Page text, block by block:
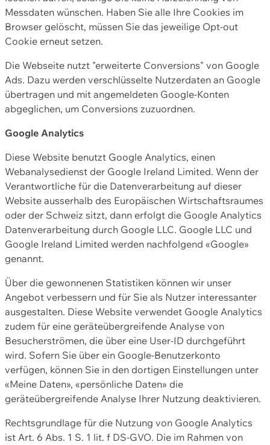
Messdaten wünschen. Haben Sie alle Ihre Cookies im
Browser gelöscht, müssen Sie das jeweilige Opt-out
Cookie erneut setzen.
Die Webseite nutzt "erweiterte Conversions" von Google
Ads. Dazu werden verschlüsselte Nutzerdaten an Google
übertragen und mit angemeldeten Google-Konten
abgeglichen, um Conversions zuzuordnen.
Google Analytics
Diese Website benutzt Google Analytics, einen
Webanalysedienst der Google Ireland Limited. Wenn der
Verantwortliche für die Datenverarbeitung auf dieser
Website ausserhalb des Europäischen Wirtschaftsraumes
oder der Schweiz sitzt, dann erfolgt die Google Analytics
Datenverarbeitung durch Google LLC. Google LLC und
Google Ireland Limited werden nachfolgend «Google»
genannt.
Über die gewonnenen Statistiken können wir unser
Angebot verbessern und für Sie als Nutzer interessanter
ausgestalten. Diese Website verwendet Google Analytics
zudem für eine geräteübergreifende Analyse von
Besucherströmen, die über eine User-ID durchgeführt
wird. Sofern Sie über ein Google-Benutzerkonto
verfügen, können Sie in den dortigen Einstellungen unter
«Meine Daten», «persönliche Daten» die
geräteübergreifende Analyse Ihrer Nutzung deaktivieren.
Rechtsgrundlage für die Nutzung von Google Analytics
ist Art. 6 Abs. 1 S. 1 lit. f DS-GVO. Die im Rahmen von